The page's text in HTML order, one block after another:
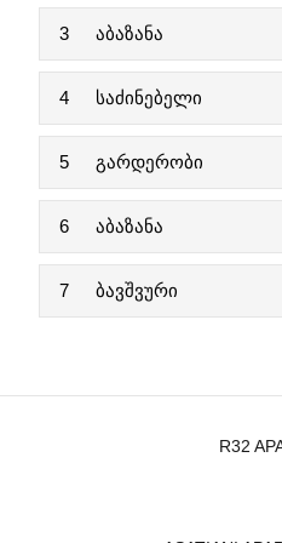
3 აბაზანა
4 საძინებელი
5 გარდერობი
6 აბაზანა
7 ბავშვური
R32